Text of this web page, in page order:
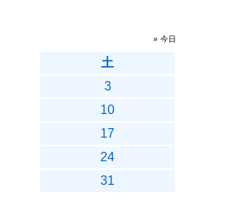
» 今日
土
3
10
17
24
31